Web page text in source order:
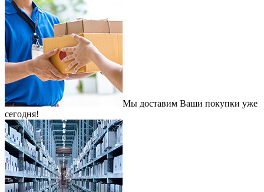
Мы доставим Ваши покупки уже
сегодня!